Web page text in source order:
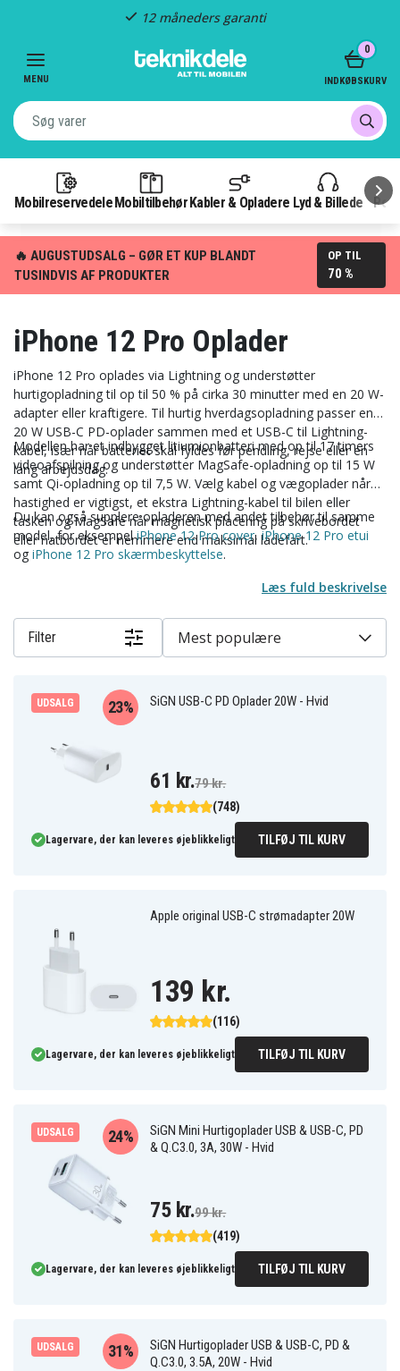
Hurtig levering
MENU
Mobilreservedele Mobiltilbehør Kabler & Opladere Lyd & Billede
0
INDKØBSKURV
🔥 AUGUSTUDSALG – GØR ET KUP BLANDT
TUSINDVIS AF PRODUKTER
OP TIL
70 %
iPhone 12 Pro Oplader
iPhone 12 Pro oplades via Lightning og understøtter
hurtigopladning til op til 50 % på cirka 30 minutter med en 20 W-
adapter eller kraftigere. Til hurtig hverdagsopladning passer en
20 W USB-C PD-oplader sammen med et USB-C til Lightning-
kabel, især når batteriet skal fyldes før pendling, rejse eller en
lang arbejdsdag.
Modellen har et indbygget litiumionbatteri med op til 17 timers
videoafspilning og understøtter MagSafe-opladning op til 15 W
samt Qi-opladning op til 7,5 W. Vælg kabel og vægoplader når
hastighed er vigtigst, et ekstra Lightning-kabel til bilen eller
tasken og MagSafe når magnetisk placering på skrivebordet
eller natbordet er nemmere end maksimal ladefart.
Du kan også supplere opladeren med andet tilbehør til samme
model, for eksempeliPhone 12 Pro cover,iPhone 12 Pro etui
og iPhone 12 Pro skærmbeskyttelse.
Læs fuld beskrivelse
Filter Mest populære
UDSALG SiGN USB-C PD Oplader 20W - Hvid
(748)
23%
61 kr.79 kr.
Lagervare, der kan leveres øjeblikkeligt TILFØJ TIL KURV
Apple original USB-C strømadapter 20W
(116)
139 kr.
Lagervare, der kan leveres øjeblikkeligt TILFØJ TIL KURV
UDSALG
SiGN Mini Hurtigoplader USB & USB-C, PD
& Q.C3.0, 3A, 30W - Hvid
(419)
24%
75 kr.99 kr.
Lagervare, der kan leveres øjeblikkeligt TILFØJ TIL KURV
UDSALG
SiGN Hurtigoplader USB & USB-C, PD &
Q.C3.0, 3.5A, 20W - Hvid
31%